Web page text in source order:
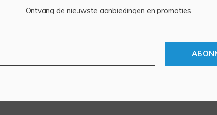
Ontvang de nieuwste aanbiedingen en promoties